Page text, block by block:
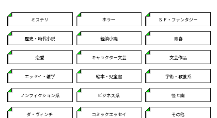
ミステリ ホラー ＳＦ・ファンタジー
歴史・時代小説 経済小説 青春
恋愛 キャラクター文芸 文芸作品
エッセイ・雑学 絵本・児童書 学術・教養系
ノンフィクション系 ビジネス系 怪と幽
ダ・ヴィンチ コミックエッセイ その他